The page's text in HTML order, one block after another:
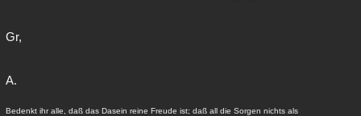
Gr,
A.
Bedenkt ihr alle, daß das Dasein reine Freude ist; daß all die Sorgen nichts als